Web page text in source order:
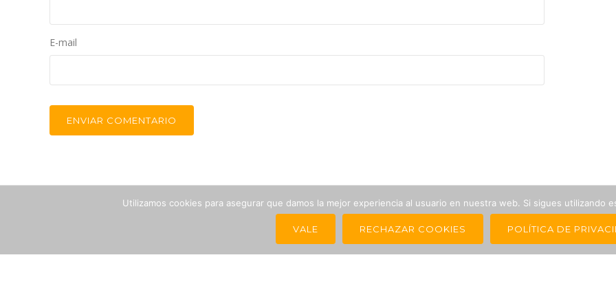
E-mail
Utilizamos cookies para asegurar que damos la mejor experiencia al usuario en nuestra web. Si sigues utilizando
VALE RECHAZAR COOKIES POLÍTICA DE